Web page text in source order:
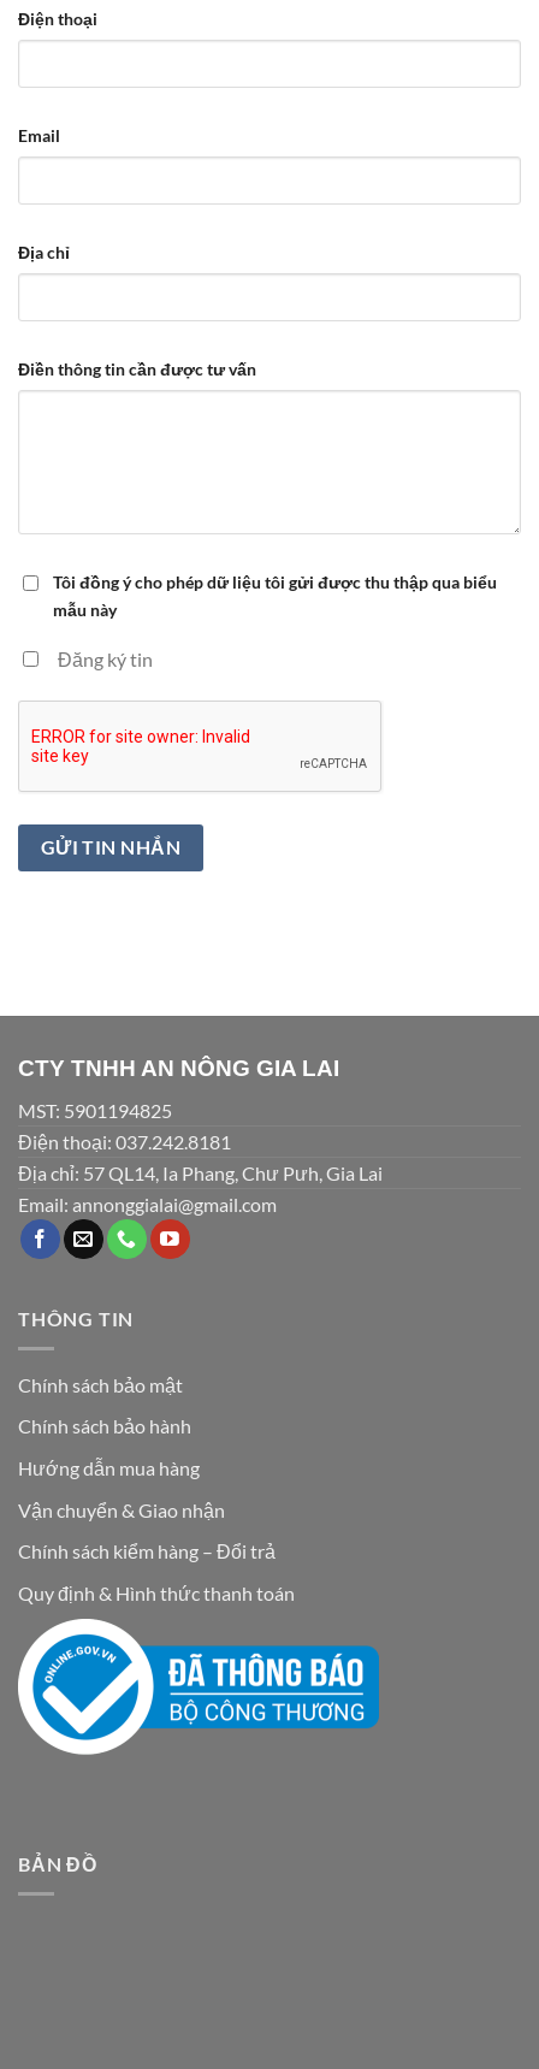
Điện thoại
Email
Địa chỉ
Điền thông tin cần được tư vấn
Tôi đồng ý cho phép dữ liệu tôi gửi được thu thập qua biểu
mẫu này
Đăng ký tin
CTY TNHH AN NÔNG GIA LAI
MST: 5901194825
Điện thoại: 037.242.8181
Địa chỉ: 57 QL14, Ia Phang, Chư Pưh, Gia Lai
Email: annonggialai@gmail.com
THÔNG TIN
Chính sách bảo mật
Chính sách bảo hành
Hướng dẫn mua hàng
Vận chuyển & Giao nhận
Chính sách kiểm hàng – Đổi trả
Quy định & Hình thức thanh toán
BẢN ĐỒ